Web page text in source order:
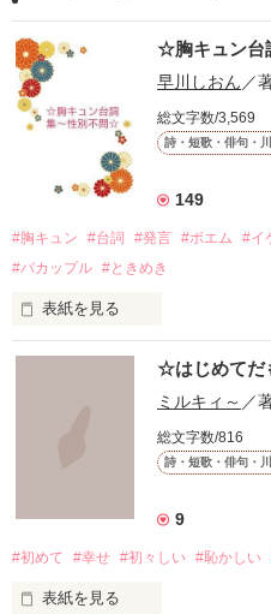
☆胸キュン台
早川しおん ／
総文字数/3,569
詩・短歌・俳句・
149
#胸キュン #台詞 #発言 #ポエム #イ
#バカップル #ときめき
表紙を見る
「僕が先生にキスしたら、
ドキッとしてくれますか……？
長年多くの方にご愛読いただい
2025年もよろしくお願いしま
☆はじめて
ミルキィ～ ／
総文字数/816
詩・短歌・俳句・
9
#初めて #幸せ #初々しい #恥かしい
表紙を見る